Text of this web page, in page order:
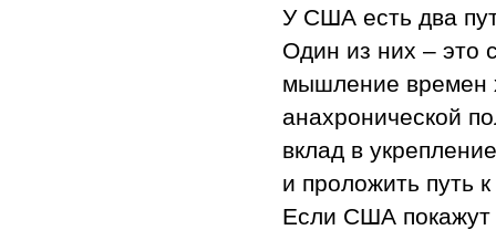
У США есть два
Один из них – это
мышление времен
анахронической
вклад в
и проложить путь
Если США покажут